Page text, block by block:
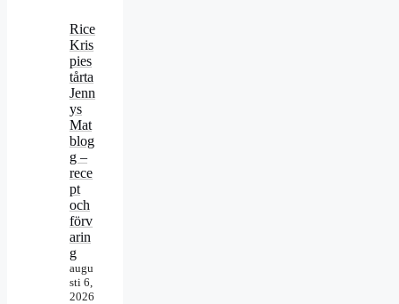
Rice
Kris
pies
tårta
Jenn
ys
Mat
blog
g –
rece
pt
och
förv
arin
g
augu
sti 6,
2026